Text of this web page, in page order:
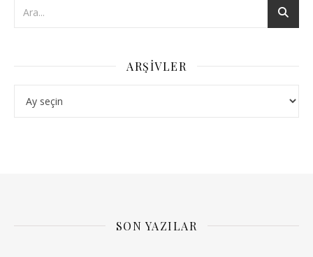
ARŞIVLER
SON YAZILAR